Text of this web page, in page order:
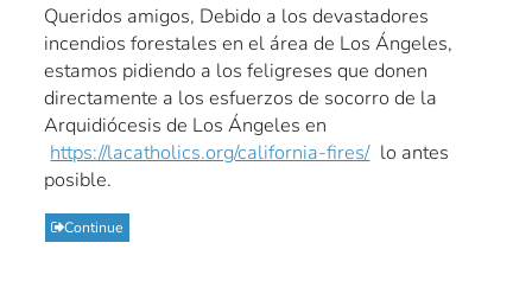
Queridos amigos, Debido a los devastadores
incendios forestales en el área de Los Ángeles,
estamos pidiendo a los feligreses que donen
directamente a los esfuerzos de socorro de la
Arquidiócesis de Los Ángeles en
https://lacatholics.org/california-fires/ lo antes
posible.
Continue